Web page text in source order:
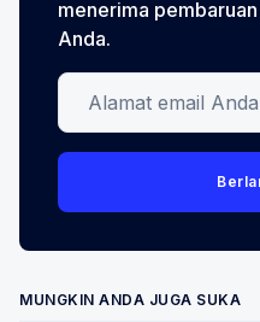
menerima
Anda.
Alamat email Anda
MUNGKIN ANDA JUGA SUKA